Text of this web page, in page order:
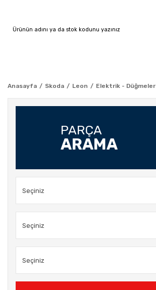
Anasayfa Skoda Leon Elektrik - Düğmeler
PARÇA
ARAMA